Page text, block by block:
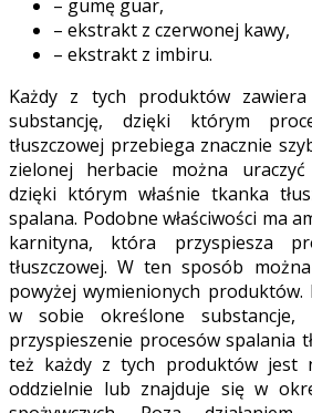
– gumę guar,
– ekstrakt z czerwonej kawy,
– ekstrakt z imbiru.
Każdy z tych produktów
substancję, dzięki którym
tłuszczowej przebiega znacznie
zielonej herbacie można
dzięki którym właśnie tkanka
spalana. Podobne właściwości ma
karnityna, która przyspiesza
tłuszczowej. W ten sposób
powyżej wymienionych produktów.
w sobie określone substancje,
przyspieszenie procesów spalania
też każdy z tych produktów jest
oddzielnie lub znajduje się w